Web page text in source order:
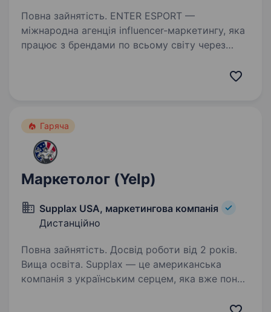
Повна зайнятість. ENTER ESPORT —
міжнародна агенція influencer-маркетингу, яка
працює з брендами по всьому світу через
цифрові платформи. Ми допомагаємо брендам
Гаряча
Маркетолог (Yelp)
Supplax USA, маркетингова компанія
Дистанційно
Повна зайнятість. Досвід роботи від 2 років.
Вища освіта. Supplax — це американська
компанія з українським серцем, яка вже понад
Ми виконуємо роль віддаленого бек-офісу для